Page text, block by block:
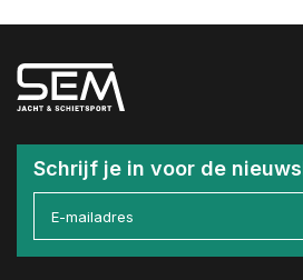
Schrijf je in voor de